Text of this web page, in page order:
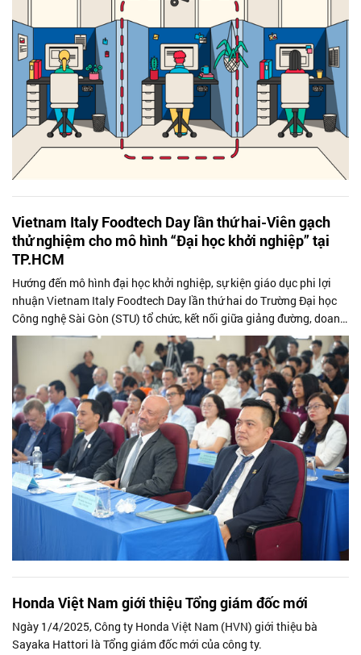
Vietnam Italy Foodtech Day lần thứ hai-Viên gạch
thử nghiệm cho mô hình “Đại học khởi nghiệp” tại
TP.HCM
Hướng đến mô hình đại học khởi nghiệp, sự kiện giáo dục phi lợi
nhuận Vietnam Italy Foodtech Day lần thứ hai do Trường Đại học
Công nghệ Sài Gòn (STU) tổ chức, kết nối giữa giảng đường, doanh
nghiệp và...
Honda Việt Nam giới thiệu Tổng giám đốc mới
Ngày 1/4/2025, Công ty Honda Việt Nam (HVN) giới thiệu bà
Sayaka Hattori là Tổng giám đốc mới của công ty.